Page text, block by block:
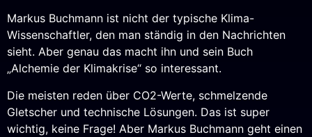
Markus Buchmann ist nicht der typische Klima-
Wissenschaftler, den man ständig in den Nachrichten
sieht. Aber genau das macht ihn und sein Buch
„Alchemie der Klimakrise“ so interessant.
Die meisten reden über CO2-Werte, schmelzende
Gletscher und technische Lösungen. Das ist super
wichtig, keine Frage! Aber Markus Buchmann geht einen